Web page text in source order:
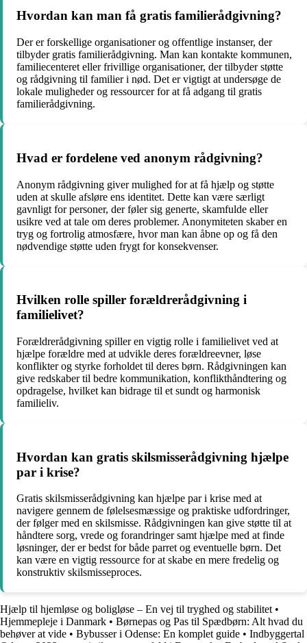
Hvordan kan man få gratis familierådgivning?
Der er forskellige organisationer og offentlige instanser, der
tilbyder gratis familierådgivning. Man kan kontakte kommunen,
familiecenteret eller frivillige organisationer, der tilbyder støtte
og rådgivning til familier i nød. Det er vigtigt at undersøge de
lokale muligheder og ressourcer for at få adgang til gratis
familierådgivning.
Hvad er fordelene ved anonym rådgivning?
Anonym rådgivning giver mulighed for at få hjælp og støtte
uden at skulle afsløre ens identitet. Dette kan være særligt
gavnligt for personer, der føler sig generte, skamfulde eller
usikre ved at tale om deres problemer. Anonymiteten skaber en
tryg og fortrolig atmosfære, hvor man kan åbne op og få den
nødvendige støtte uden frygt for konsekvenser.
Hvilken rolle spiller forældrerådgivning i
familielivet?
Forældrerådgivning spiller en vigtig rolle i familielivet ved at
hjælpe forældre med at udvikle deres forældreevner, løse
konflikter og styrke forholdet til deres børn. Rådgivningen kan
give redskaber til bedre kommunikation, konflikthåndtering og
opdragelse, hvilket kan bidrage til et sundt og harmonisk
familieliv.
Hvordan kan gratis skilsmisserådgivning hjælpe
par i krise?
Gratis skilsmisserådgivning kan hjælpe par i krise med at
navigere gennem de følelsesmæssige og praktiske udfordringer,
der følger med en skilsmisse. Rådgivningen kan give støtte til at
håndtere sorg, vrede og forandringer samt hjælpe med at finde
løsninger, der er bedst for både parret og eventuelle børn. Det
kan være en vigtig ressource for at skabe en mere fredelig og
konstruktiv skilsmisseproces.
Hjælp til hjemløse og boligløse – En vej til tryghed og stabilitet •
Hjemmepleje i Danmark • Børnepas og Pas til Spædbørn: Alt hvad du
behøver at vide • Bybusser i Odense: En komplet guide • Indbyggertal